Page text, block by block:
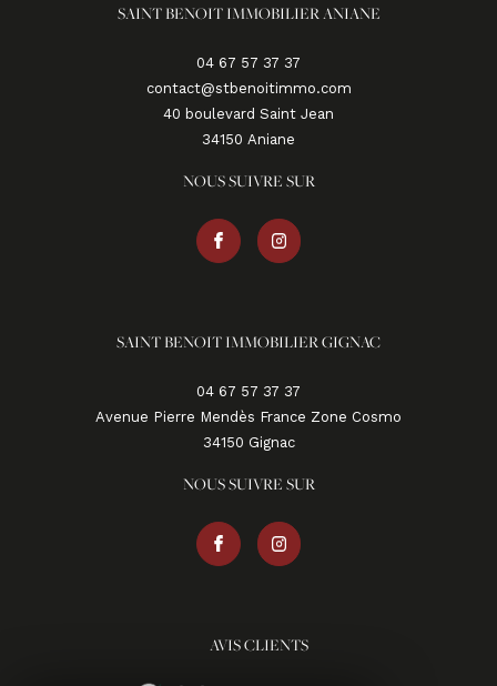
SAINT BENOIT IMMOBILIER ANIANE
04 67 57 37 37
contact@stbenoitimmo.com
40 boulevard Saint Jean
34150
aniane
NOUS SUIVRE SUR
SAINT BENOIT IMMOBILIER GIGNAC
04 67 57 37 37
Avenue Pierre Mendès France Zone Cosmo
34150
gignac
NOUS SUIVRE SUR
AVIS CLIENTS